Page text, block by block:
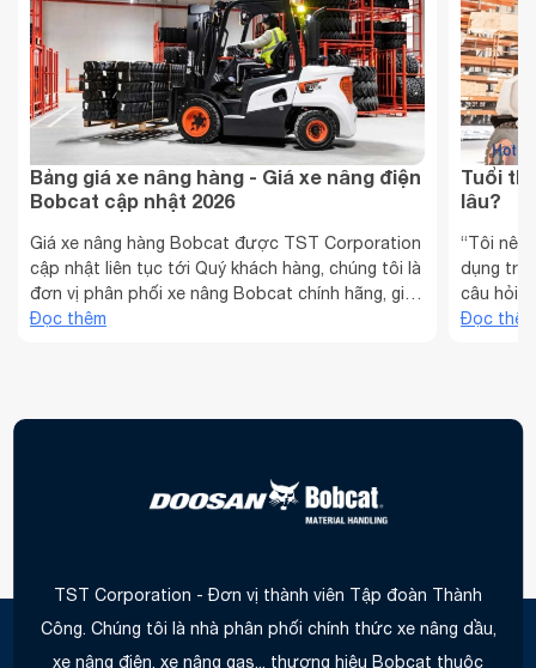
Bảng giá xe nâng hàng - Giá xe nâng điện
Bobcat cập nhật 2026
Giá xe nâng hàng Bobcat được TST Corporation
cập nhật liên tục tới Quý khách hàng, chúng tôi là
đơn vị phân phối xe nâng Bobcat chính hãng, giá
tốt tại Việt Nam. Xe nâng Bobcat chuyển đổi từ
Đọc thêm
Tuổi
lâu?
“Tôi nên
dụng
câu hỏi
có kế
Đọc thêm
TST Corporation - Đơn vị thành viên Tập đoàn Thành
Công. Chúng tôi là nhà phân phối chính thức xe nâng dầu,
xe nâng điện, xe nâng gas... thương hiệu Bobcat thuộc